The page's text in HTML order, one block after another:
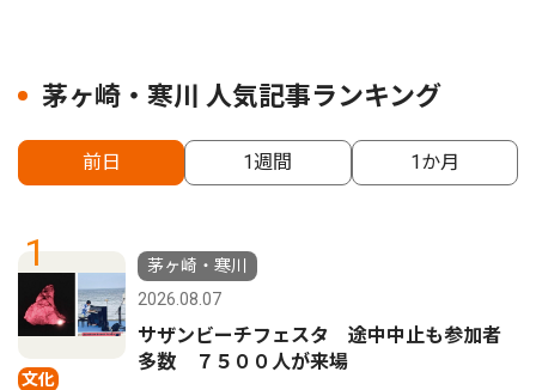
茅ヶ崎・寒川 人気記事ランキング
前日 1週間 1か月
1
文化
茅ヶ崎・寒川
2026.08.07
サザンビーチフェスタ 途中中止も参加者
多数 ７５００人が来場